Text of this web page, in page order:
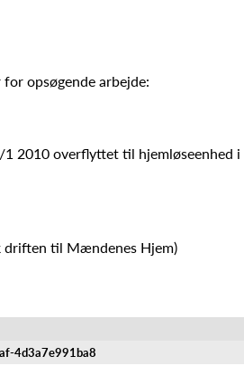
opsøgende arbejde:
1 2010 overflyttet til hjemløseenhed i
driften til Mændenes Hjem)
4d3a7e991ba8